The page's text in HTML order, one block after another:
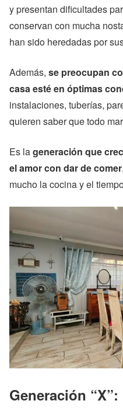
y presentan dificultades
conservan con mucha
han sido heredadas por
Además, se preocupan
casa esté en óptimas
instalaciones, tuberías,
quieren saber que todo
Es lageneración que
el amor con dar de comer
mucho la cocina y el
Generación “X”: